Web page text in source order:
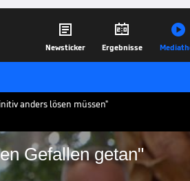

Newsticker

Ergebnisse

anders lösen müssen"
Gefallen getan"
keinen